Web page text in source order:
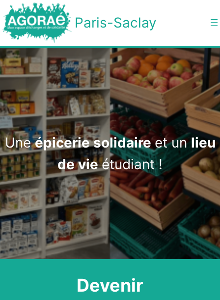
Aller
au
contenu
Paris-Saclay
Uneépicerie solidaireet unlieu
de vieétudiant !
Devenir